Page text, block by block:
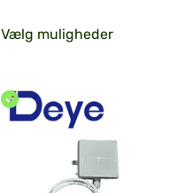
Vælg muligheder